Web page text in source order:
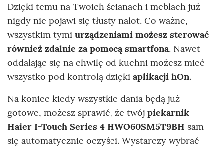
Dzięki temu na Twoich ścianach i meblach już
nigdy nie pojawi się tłusty nalot. Co ważne,
wszystkim tymi urządzeniami możesz sterować
również zdalnie za pomocą smartfona. Nawet
oddalając się na chwilę od kuchni możesz mieć
wszystko pod kontrolą dzięki aplikacji hOn.
Na koniec kiedy wszystkie dania będą już
gotowe, możesz sprawić, że twój piekarnik
Haier I-Touch Series 4 HWO60SM5T9BH sam
się automatycznie oczyści. Wystarczy wybrać